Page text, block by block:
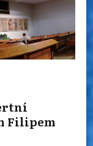
Filipem